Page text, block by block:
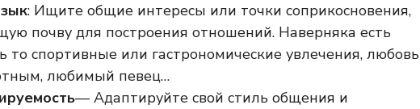
: Ищите общие интересы или точки соприкосновения,
почву для построения отношений. Наверняка есть
то спортивные или гастрономические увлечения, любовь
любимый певец…
— Адаптируйте свой стиль общения и